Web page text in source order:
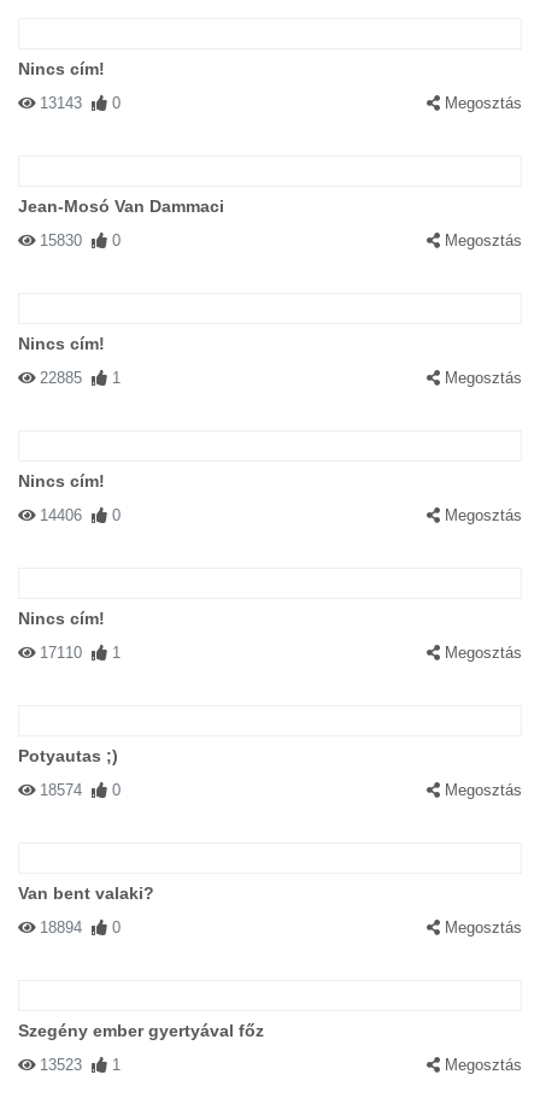
Nincs cím!
13143 0 Megosztás
Jean-Mosó Van Dammaci
15830 0 Megosztás
Nincs cím!
22885 1 Megosztás
Nincs cím!
14406 0 Megosztás
Nincs cím!
17110 1 Megosztás
Potyautas ;)
18574 0 Megosztás
Van bent valaki?
18894 0 Megosztás
Szegény ember gyertyával főz
13523 1 Megosztás